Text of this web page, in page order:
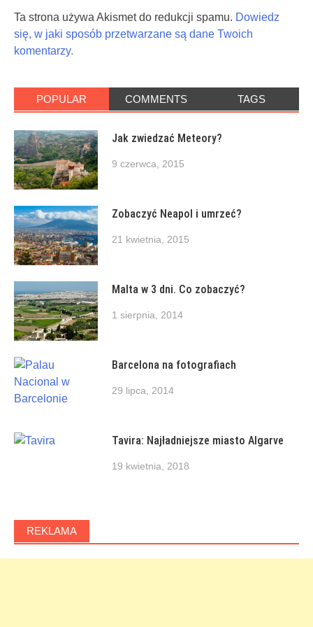
Ta strona używa Akismet do redukcji spamu. Dowiedz
się, w jaki sposób przetwarzane są dane Twoich
komentarzy.
POPULAR COMMENTS TAGS
Jak zwiedzać Meteory?
9 czerwca, 2015
Zobaczyć Neapol i umrzeć?
21 kwietnia, 2015
Malta w 3 dni. Co zobaczyć?
1 sierpnia, 2014
Barcelona na fotografiach
29 lipca, 2014
Tavira: Najładniejsze miasto Algarve
19 kwietnia, 2018
REKLAMA